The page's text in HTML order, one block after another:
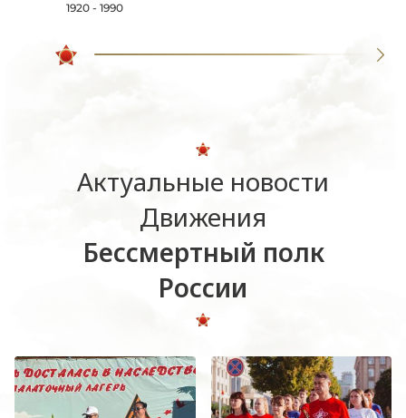
1920 - 1990
Актуальные новости
Движения
Бессмертный полк
России